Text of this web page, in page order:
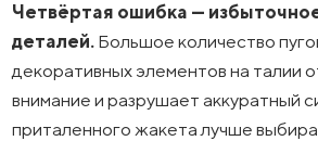
Четвёртая ошибка —
деталей. Большое количество
декоративных элементов на талии
внимание и разрушает аккуратный
приталенного жакета лучше